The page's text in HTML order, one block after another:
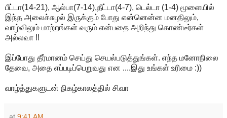
பீட்டா(14-21), ஆல்பா(7-14),தீட்டா(4-7), டெல்டா (1-4) மூளையில்
இந்த அலைச்சுழல் இருக்கும் போது என்னென்ன மனதிலும்,
வாழ்விலும் மாற்றங்கள் வரும் என்பதை அறிந்து கொண்டீர்கள்
அல்லவா !!
இப்போது தீர்மானம் செய்து செயல்படுத்துங்கள். எந்த மனோநிலை
தேவை, அதை எப்படிப்பெறுவது என ....இது உங்கள் உரிமை :))
வாழ்த்துகளுடன் நிகழ்காலத்தில் சிவா
at 9:41 AM